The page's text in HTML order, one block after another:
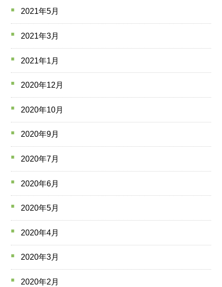
2021年5月
2021年3月
2021年1月
2020年12月
2020年10月
2020年9月
2020年7月
2020年6月
2020年5月
2020年4月
2020年3月
2020年2月